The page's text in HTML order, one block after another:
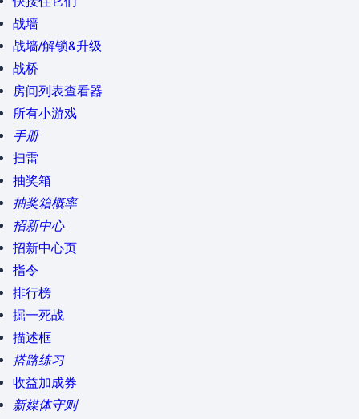
战墙
战墙/解锁&升级
战桥
房间列表查看器
所有小游戏
手册
扫雷
抽奖箱
抽奖箱概率
招新中心
招新中心页
指令
排行榜
掘一死战
描述框
搭路练习
收益加成券
新媒体守则